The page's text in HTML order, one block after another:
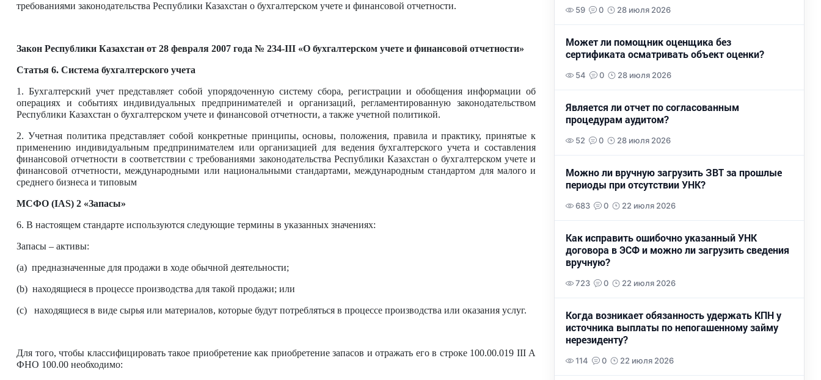
требованиями законодательства Республики Казахстан о бухгалтерском учете и финансовой отчетности.
Закон Республики Казахстан от 28 февраля 2007 года № 234-III «О бухгалтерском учете и финансовой отчетности»
Статья 6. Система бухгалтерского учета
1. Бухгалтерский учет представляет собой упорядоченную систему сбора, регистрации и обобщения информации об
операциях и событиях индивидуальных предпринимателей и организаций, регламентированную законодательством
Республики Казахстан о бухгалтерском учете и финансовой отчетности, а также учетной политикой.
2. Учетная политика представляет собой конкретные принципы, основы, положения, правила и практику, принятые к
применению индивидуальным предпринимателем или организацией для ведения бухгалтерского учета и составления
финансовой отчетности в соответствии с требованиями законодательства Республики Казахстан о бухгалтерском учете и
финансовой отчетности, международными или национальными стандартами, международным стандартом для малого и
среднего бизнеса и типовым
МСФО (IAS) 2 «Запасы»
6. В настоящем стандарте используются следующие термины в указанных значениях:
Запасы – активы:
(a) предназначенные для продажи в ходе обычной деятельности;
(b) находящиеся в процессе производства для такой продажи; или
(c) находящиеся в виде сырья или материалов, которые будут потребляться в процессе производства или оказания услуг.
Для того, чтобы классифицировать такое приобретение как приобретение запасов и отражать его в строке 100.00.019 III А
ФНО 100.00 необходимо:
59 0 28 июля 2026
Может ли помощник оценщика без
сертификата осматривать объект оценки?
54 0 28 июля 2026
Является ли отчет по согласованным
процедурам аудитом?
52 0 28 июля 2026
Можно ли вручную загрузить ЗВТ за прошлые
периоды при отсутствии УНК?
683 0 22 июля 2026
Как исправить ошибочно указанный УНК
договора в ЭСФ и можно ли загрузить сведения
вручную?
723 0 22 июля 2026
Когда возникает обязанность удержать КПН у
источника выплаты по непогашенному займу
нерезиденту?
114 0 22 июля 2026